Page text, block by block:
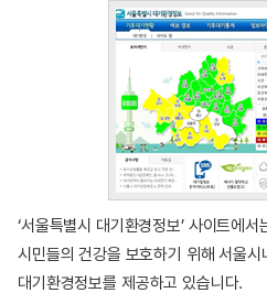
‘서울특별시 대기환경정보’ 사이트에
시민들의 건강을 보호하기 위해 서울시
대기환경정보를 제공하고 있습니다.